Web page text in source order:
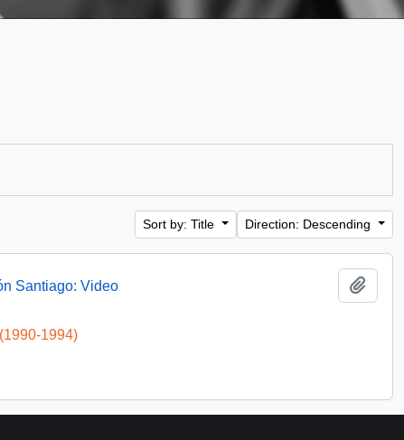
Sort by: Title Direction: Descending
Santiago: Video
1994)